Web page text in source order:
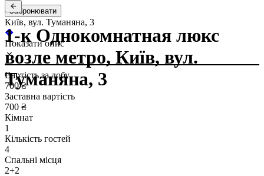
1-к Однокомнатная люкс
возле метро, Київ, вул.
Туманяна, 3
Забронювати
Київ, вул. Туманяна, 3
Показати опис
Вартість за добу
700 ₴
Заставна вартість
700 ₴
Кімнат
1
Кількість гостей
4
Спальні місця
2+2